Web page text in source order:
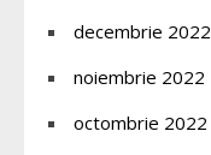
decembrie 2022
noiembrie 2022
octombrie 2022